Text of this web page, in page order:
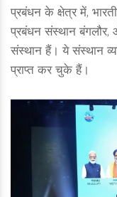
प्रबंधन के क्षेत्र में,
प्रबंधन संस्थान
संस्थान हैं। ये संस्थान
प्राप्त कर चुके हैं।